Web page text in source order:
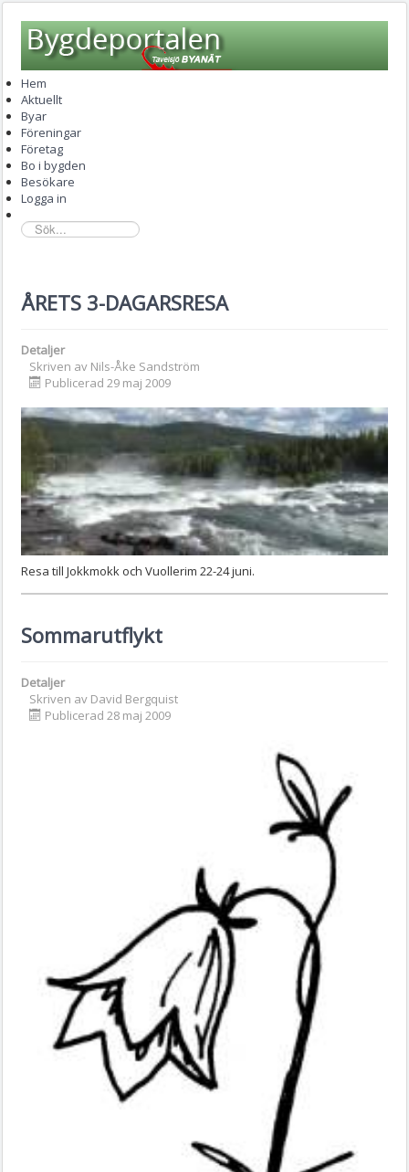
Hem
Aktuellt
Byar
Föreningar
Företag
Bo i bygden
Besökare
Logga in
sök...
ÅRETS 3-DAGARSRESA
Detaljer
Skriven av Nils-Åke Sandström
Publicerad 29 maj 2009
Resa till Jokkmokk och Vuollerim 22-24 juni.
Sommarutflykt
Detaljer
Skriven av David Bergquist
Publicerad 28 maj 2009